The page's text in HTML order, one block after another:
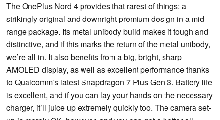
The OnePlus Nord 4 provides that rarest of things: a
strikingly original and downright premium design in a mid-
range package. Its metal unibody build makes it tough and
distinctive, and if this marks the return of the metal unibody,
we’re all in. It also benefits from a big, bright, sharp
AMOLED display, as well as excellent performance thanks
to Qualcomm’s latest Snapdragon 7 Plus Gen 3. Battery life
is excellent, and if you can lay your hands on the necessary
charger, it’ll juice up extremely quickly too. The camera set-